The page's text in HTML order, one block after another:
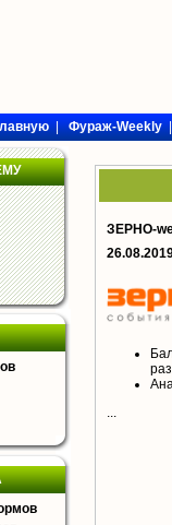
|Фураж-Weekly
ЗЕРНО-
...